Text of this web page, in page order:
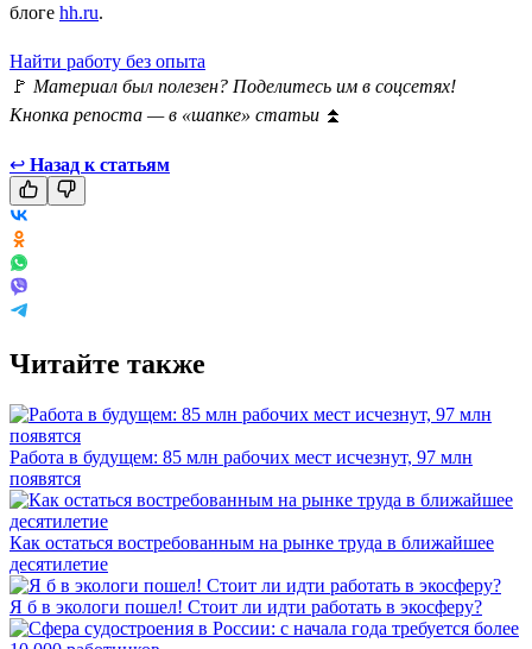
блоге hh.ru.
Найти работу без опыта
🚩 Материал был полезен? Поделитесь им в соцсетях!
Кнопка репоста — в «шапке» статьи ⏫
↩ Назад к статьям
Читайте также
Работа в будущем: 85 млн рабочих мест исчезнут, 97 млн
появятся
Как остаться востребованным на рынке труда в ближайшее
десятилетие
Я б в экологи пошел! Стоит ли идти работать в экосферу?